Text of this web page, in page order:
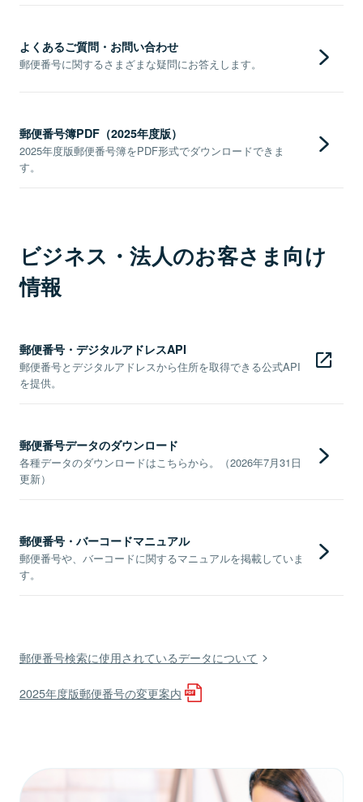
よくあるご質問・お問い合わせ
郵便番号に関するさまざまな疑問にお答えします。
郵便番号簿PDF（2025年度版）
2025年度版郵便番号簿をPDF形式でダウンロードできま
す。
ビジネス・法人のお客さま向け
情報
郵便番号・デジタルアドレスAPI
郵便番号とデジタルアドレスから住所を取得できる公式API
を提供。
郵便番号データのダウンロード
各種データのダウンロードはこちらから。（2026年7月31日
更新）
郵便番号・バーコードマニュアル
郵便番号や、バーコードに関するマニュアルを掲載していま
す。
郵便番号検索に使用されているデータについて
2025年度版郵便番号の変更案内